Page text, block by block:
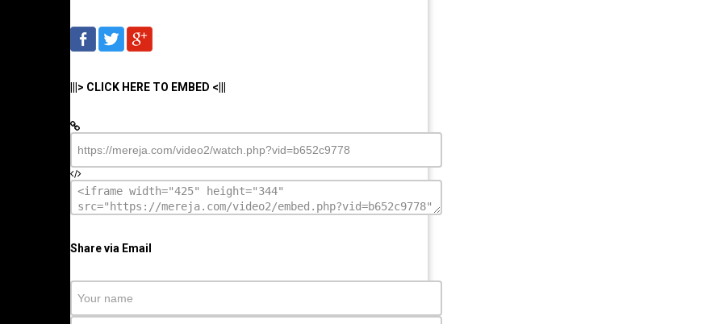
|||> CLICK HERE TO EMBED <|||
Share via Email